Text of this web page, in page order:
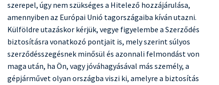
szerepel, úgy nem szükséges a Hitelező hozzájárulása,
amennyiben az Európai Unió tagországaiba kíván utazni.
Külföldre utazáskor kérjük, vegye figyelembe a Szerződés
biztosításra vonatkozó pontjait is, mely szerint súlyos
szerződésszegésnek minősül és azonnali felmondást von
maga után, ha Ön, vagy jóváhagyásával más személy, a
gépjárművet olyan országba viszi ki, amelyre a biztosítás